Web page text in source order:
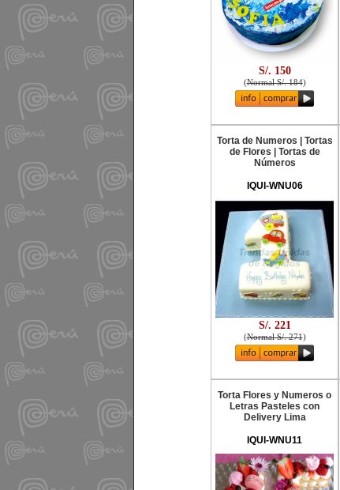
S/. 150
(Normal S/. 184)
Torta de Numeros | Tortas
de Flores | Tortas de
Números
IQUI-WNU06
S/. 221
(Normal S/. 271)
Torta Flores y Numeros o
Letras Pasteles con
Delivery Lima
IQUI-WNU11